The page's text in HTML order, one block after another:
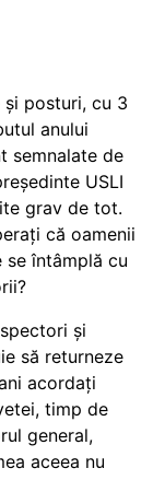
și posturi, cu 3
anului
semnalate de
USLI
grav de tot.
că oamenii
se întâmplă cu
și
să returneze
acordați
timp de
general,
aceea nu